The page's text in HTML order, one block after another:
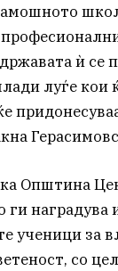
ѝ се
луѓе кои
Општина
ги наградува
ученици за
со